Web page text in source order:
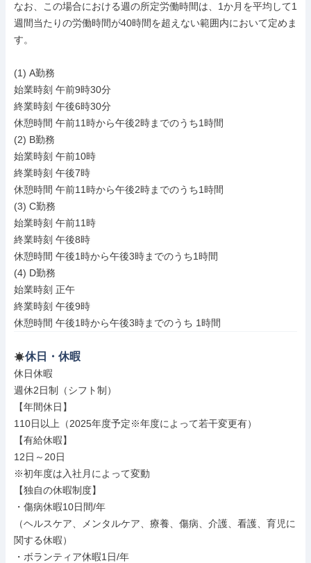
なお、この場合における週の所定労働時間は、1か月を平均して1
週間当たりの労働時間が40時間を超えない範囲内において定めま
す。
(1) A勤務
始業時刻 午前9時30分
終業時刻 午後6時30分
休憩時間 午前11時から午後2時までのうち1時間
(2) B勤務
始業時刻 午前10時
終業時刻 午後7時
休憩時間 午前11時から午後2時までのうち1時間
(3) C勤務
始業時刻 午前11時
終業時刻 午後8時
休憩時間 午後1時から午後3時までのうち1時間
(4) D勤務
始業時刻 正午
終業時刻 午後9時
休憩時間 午後1時から午後3時までのうち 1時間
休日・休暇
休日休暇
週休2日制（シフト制）
【年間休日】
110日以上（2025年度予定※年度によって若干変更有）
【有給休暇】
12日～20日
※初年度は入社月によって変動
【独自の休暇制度】
・傷病休暇10日間/年
（ヘルスケア、メンタルケア、療養、傷病、介護、看護、育児に
関する休暇）
・ボランティア休暇1日/年